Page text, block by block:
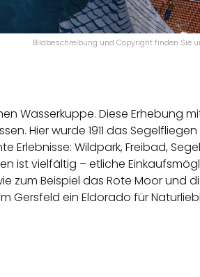
Bildbeschreibung und Copyright finden Sie
Wasserkuppe. Diese Erhebung
Hier wurde 1911 das
Erlebnisse: Wildpark, Freibad,
ist vielfältig – etliche
zum Beispiel das Rote Moor und
Gersfeld ein Eldorado für